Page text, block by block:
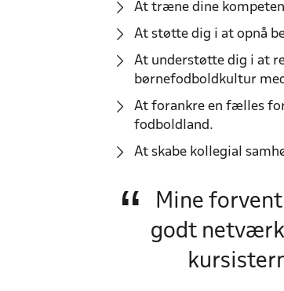
At træne dine
At støtte dig i at opnå
At understøtte dig i at
børnefodboldkultur
At forankre en fælles
fodboldland.
At skabe kollegial
Mine
godt netværk